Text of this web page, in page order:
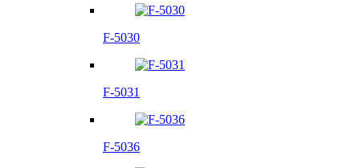
F-5030
F-5031
F-5036